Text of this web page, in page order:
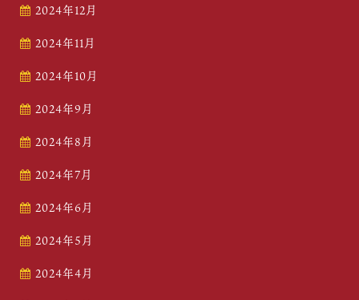
2024年12月
2024年11月
2024年10月
2024年9月
2024年8月
2024年7月
2024年6月
2024年5月
2024年4月